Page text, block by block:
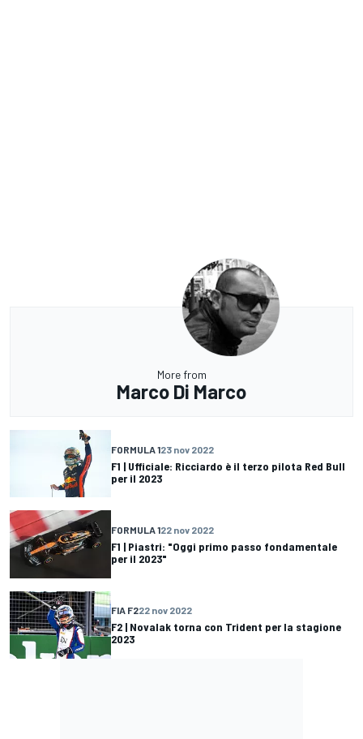
More from
Marco Di Marco
FORMULA 123 nov 2022
F1 | Ufficiale: Ricciardo è il terzo pilota Red Bull
per il 2023
FORMULA 122 nov 2022
F1 | Piastri: "Oggi primo passo fondamentale
per il 2023"
FIA F222 nov 2022
F2 | Novalak torna con Trident per la stagione
2023